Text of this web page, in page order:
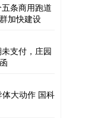
条商用跑道
加快建设
支付，庄园
大动作 国科